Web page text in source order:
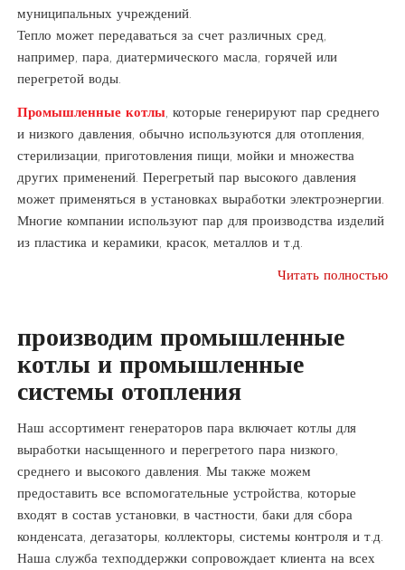
муниципальных учреждений.
Тепло может передаваться за счет различных сред,
например, пара, диатермического масла, горячей или
перегретой воды.
Промышленные котлы, которые генерируют пар среднего
и низкого давления, обычно используются для отопления,
стерилизации, приготовления пищи, мойки и множества
других применений. Перегретый пар высокого давления
может применяться в установках выработки электроэнергии.
Многие компании используют пар для производства изделий
из пластика и керамики, красок, металлов и т.д.
Читать полностью
производим промышленные
котлы и промышленные
системы отопления
Наш ассортимент генераторов пара включает котлы для
выработки насыщенного и перегретого пара низкого,
среднего и высокого давления. Мы также можем
предоставить все вспомогательные устройства, которые
входят в состав установки, в частности, баки для сбора
конденсата, дегазаторы, коллекторы, системы контроля и т.д.
Наша служба техподдержки сопровождает клиента на всех